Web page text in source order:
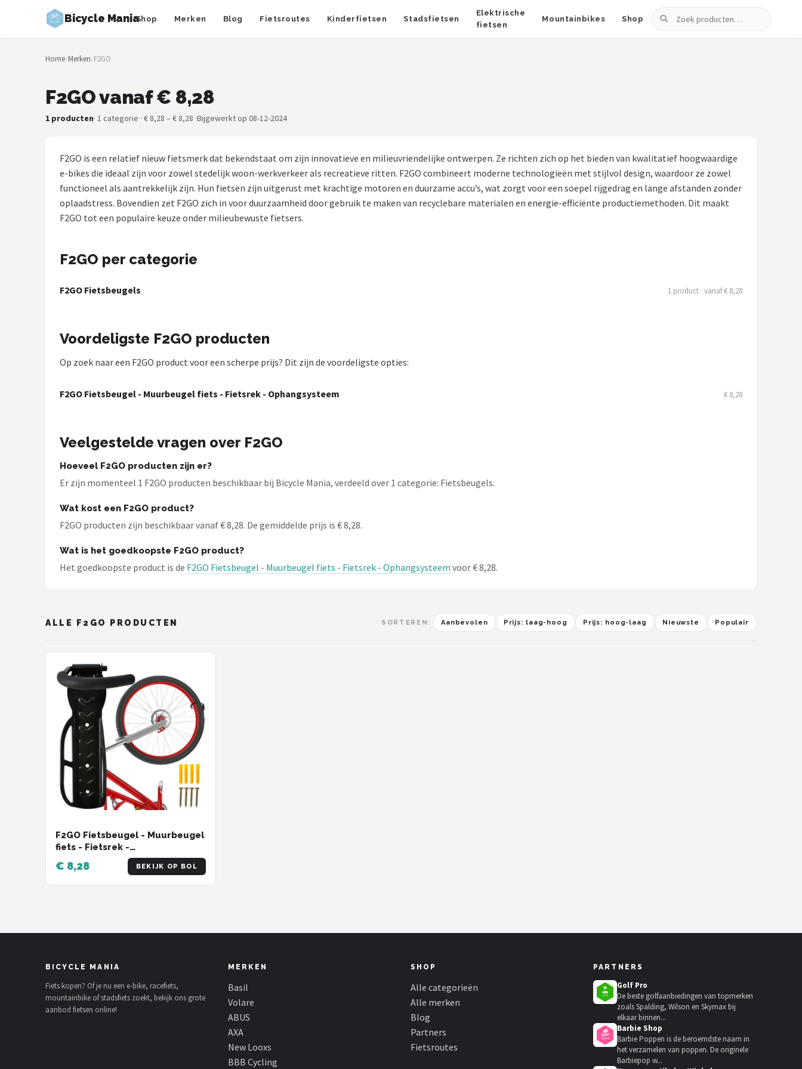
Bicycle ManiaShop Merken Blog Fietsroutes Kinderfietsen Stadsfietsen
Elektrische
fietsen
Mountainbikes Shop
Zoeken
Zoeken
NAVIGATIE
Merken
Fietsroutes
Kinderfietsen
Elektrische fietsen
Mountainbikes
POPULAIRE MERKEN
New Looxs
BBB Cycling
Voltano
Cortina
Alle merken →
Home/Merken/F2GO
F2GO vanaf € 8,28
1 producten· 1 categorie · € 8,28 – € 8,28 ·Bijgewerkt op 08-12-2024
F2GO is een relatief nieuw fietsmerk dat bekendstaat om zijn innovatieve en milieuvriendelijke ontwerpen. Ze richten zich op het bieden van kwalitatief hoogwaardige
e-bikes die ideaal zijn voor zowel stedelijk woon-werkverkeer als recreatieve ritten. F2GO combineert moderne technologieën met stijlvol design, waardoor ze zowel
functioneel als aantrekkelijk zijn. Hun fietsen zijn uitgerust met krachtige motoren en duurzame accu’s, wat zorgt voor een soepel rijgedrag en lange afstanden zonder
oplaadstress. Bovendien zet F2GO zich in voor duurzaamheid door gebruik te maken van recyclebare materialen en energie-efficiënte productiemethoden. Dit maakt
F2GO tot een populaire keuze onder milieubewuste fietsers.
F2GO per categorie
F2GO Fietsbeugels 1 product · vanaf € 8,28
Voordeligste F2GO producten
Op zoek naar een F2GO product voor een scherpe prijs? Dit zijn de voordeligste opties:
F2GO Fietsbeugel - Muurbeugel fiets - Fietsrek - Ophangsysteem € 8,28
Veelgestelde vragen over F2GO
Hoeveel F2GO producten zijn er?
Er zijn momenteel 1 F2GO producten beschikbaar bij Bicycle Mania, verdeeld over 1 categorie: Fietsbeugels.
Wat kost een F2GO product?
F2GO producten zijn beschikbaar vanaf € 8,28. De gemiddelde prijs is € 8,28.
Wat is het goedkoopste F2GO product?
Het goedkoopste product is de F2GO Fietsbeugel - Muurbeugel fiets - Fietsrek - Ophangsysteem voor € 8,28.
ALLE F2GO PRODUCTEN SORTEREN: Aanbevolen Prijs: laag-hoog Prijs: hoog-laag Nieuwste Populair
F2GO Fietsbeugel - Muurbeugel
fiets - Fietsrek -
Ophangsysteem
€ 8,28 BEKIJK OP BOL
BICYCLE MANIA
Fiets kopen? Of je nu een e-bike, racefiets,
mountainbike of stadsfiets zoekt, bekijk ons grote
aanbod fietsen online!
MERKEN
Basil
Volare
ABUS
AXA
New Looxs
BBB Cycling
SHOP
Alle categorieën
Alle merken
Blog
Partners
Fietsroutes
PARTNERS
Golf Pro
De beste golfaanbiedingen van topmerken
zoals Spalding, Wilson en Skymax bij
elkaar binnen...
Barbie Shop
Barbie Poppen is de beroemdste naam in
het verzamelen van poppen. De originele
Barbiepop w...